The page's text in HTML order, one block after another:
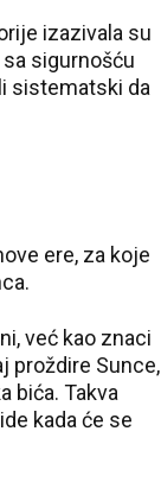
izazivala su
sigurnošću
sistematski da
ere, za koje
već kao znaci
proždire Sunce,
bića. Takva
kada će se